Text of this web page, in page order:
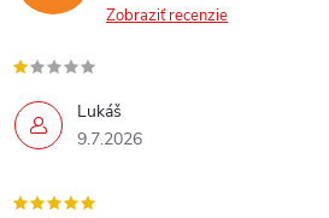
Zobraziť recenzie
Lukáš
9.7.2026